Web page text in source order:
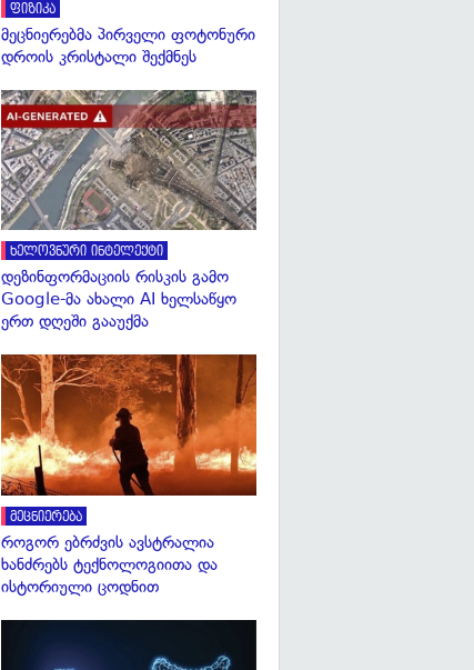
ფიზიკა
მეცნიერებმა პირველი ფოტონური
დროის კრისტალი შექმნეს
ხელოვნური ინტელექტი
დეზინფორმაციის რისკის გამო
Google-მა ახალი AI ხელსაწყო
ერთ დღეში გააუქმა
მეცნიერება
როგორ ებრძვის ავსტრალია
ხანძრებს ტექნოლოგიითა და
ისტორიული ცოდნით